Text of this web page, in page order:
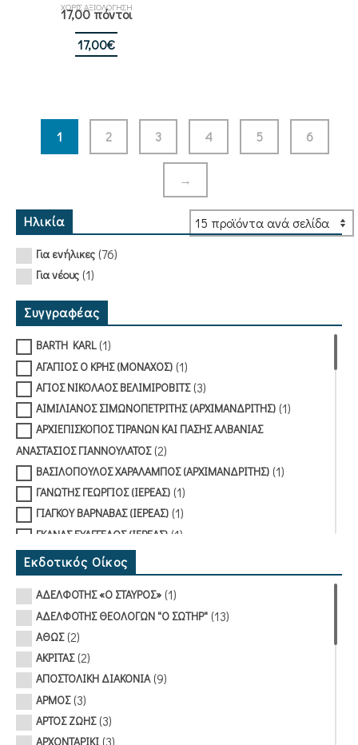
ΧΩΡΙΣ ΑΞΙΟΛΟΓΗΣΗ
17,00 πόντοι
17,00€
1 2 3 4 5 6
→
Ηλικία
Για ενήλικες (76)
Για νέους (1)
Συγγραφέας
BARTH KARL(1)
ΑΓΑΠΙΟΣ Ο ΚΡΗΣ (ΜΟΝΑΧΟΣ) (1)
ΑΓΙΟΣ ΝΙΚΟΛΑΟΣ ΒΕΛΙΜΙΡΟΒΙΤΣ(3)
ΑΙΜΙΛΙΑΝΟΣ ΣΙΜΩΝΟΠΕΤΡΙΤΗΣ (ΑΡΧΙΜΑΝΔΡΙΤΗΣ) (1)
ΑΡΧΙΕΠΙΣΚΟΠΟΣ ΤΙΡΑΝΩΝ ΚΑΙ ΠΑΣΗΣ ΑΛΒΑΝΙΑΣ
ΑΝΑΣΤΑΣΙΟΣ ΓΙΑΝΝΟΥΛΑΤΟΣ(2)
ΒΑΣΙΛΟΠΟΥΛΟΣ ΧΑΡΑΛΑΜΠΟΣ (ΑΡΧΙΜΑΝΔΡΙΤΗΣ) (1)
ΓΑΝΩΤΗΣ ΓΕΩΡΓΙΟΣ (ΙΕΡΕΑΣ) (1)
ΓΙΑΓΚΟΥ ΒΑΡΝΑΒΑΣ (ΙΕΡΕΑΣ) (1)
ΓΚΑΝΑΣ ΕΥΑΓΓΕΛΟΣ (ΙΕΡΕΑΣ) (1)
ΓΡΗΓΟΡΙΑΔΗΣ ΚΩΝΣΤΑΝΤΙΝΟΣ
ΕΠΙΣΚΟΠΟΣ ΦΑΝΑΡΙΟΥ ΑΓΑΘΑΓΓΕΛΟΣ(1)
ΖΑΧΑΡΙΟΥ ΑΝΔΡΕΑΣ(2)
ΖΑΧΑΡΟΥ ΖΑΧΑΡΙΑΣ (ΑΡΧΙΜΑΝΔΡΙΤΗΣ)(1)
ΖΗΣΟΠΟΥΛΟΣ ΘΕΟΦΙΛΟΣ (ΑΡΧΙΜΑΝΔΡΙΤΗΣ)
ΚΑΛΟΣ ΓΙΩΡΓΟΣ
ΚΑΤΡΑΚΟΥΛΗΣ ΔΑΜΑΣΚΗΝΟΣ (ΑΡΧΙΜΑΝΔΡΙΤΗΣ)
ΚΟΡΑΚΙΔΗΣ ΑΛΕΞΑΝΔΡΟΣ
ΚΟΤΣΩΝΗΣ ΙΩΑΝΝΙΚΕΙΟΣ (ΑΡΧΙΜΑΝΔΡΙΤΗΣ)
Εκδοτικός Οίκος
ΑΔΕΛΦΟΤΗΣ «Ο ΣΤΑΥΡΟΣ» (1)
ΑΔΕΛΦΟΤΗΣ ΘΕΟΛΟΓΩΝ "Ο ΣΩΤΗΡ" (13)
ΑΘΩΣ(2)
ΑΚΡΙΤΑΣ(2)
ΑΠΟΣΤΟΛΙΚΗ ΔΙΑΚΟΝΙΑ(9)
ΑΡΜΟΣ(3)
ΑΡΤΟΣ ΖΩΗΣ(3)
ΑΡΧΟΝΤΑΡΙΚΙ (3)